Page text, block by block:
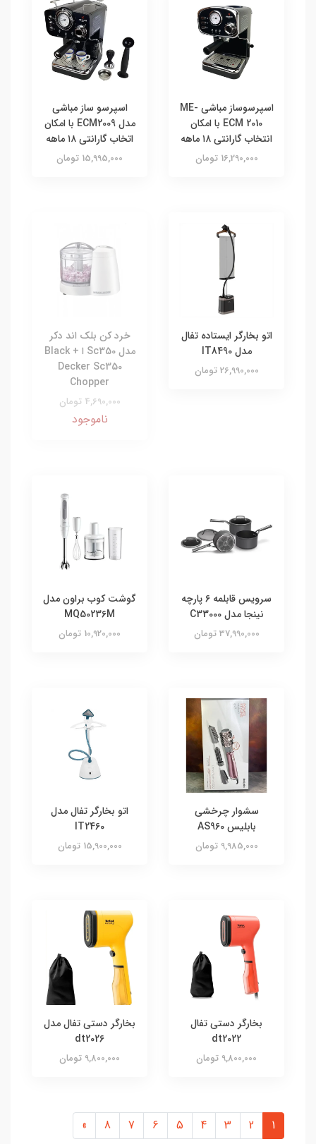
اسپرسوساز مباشی ME-
ECM 2010 با امکان
انتخاب گارانتی ۱۸ ماهه
16,290,000 تومان
اسپرسو ساز مباشی
مدل ECM2009 با امکان
اتخاب گارانتی ۱۸ ماهه
15,995,000 تومان
اتو بخارگر ایستاده تفال
مدل IT8490
26,990,000 تومان
خرد کن بلک اند دکر
مدل Sc350 ا Black +
Decker Sc350
Chopper
4,690,000 تومان
ناموجود
سرویس قابلمه 6 پارچه
نینجا مدل C33000
37,990,000 تومان
گوشت کوب براون مدل
MQ50236M
10,920,000 تومان
سشوار چرخشی
بابلیس AS960
9,985,000 تومان
اتو بخارگر تفال مدل
IT2460
15,900,000 تومان
بخارگر دستی تفال
dt2022
9,800,000 تومان
بخارگر دستی تفال مدل
dt2026
9,800,000 تومان
1
2
3
4
5
6
7
8
»